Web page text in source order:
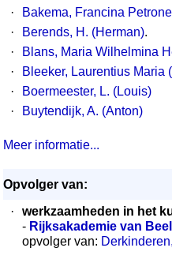
·
Bakema, Francina
·
Berends, H. (Herman).
·
Blans, Maria Wilhelmina
·
Bleeker, Laurentius Maria
·
Boermeester, L. (Louis)
·
Buytendijk, A. (Anton)
Meer informatie...
Opvolger van:
·
werkzaamheden in het
- Rijksakademie van
opvolger van: